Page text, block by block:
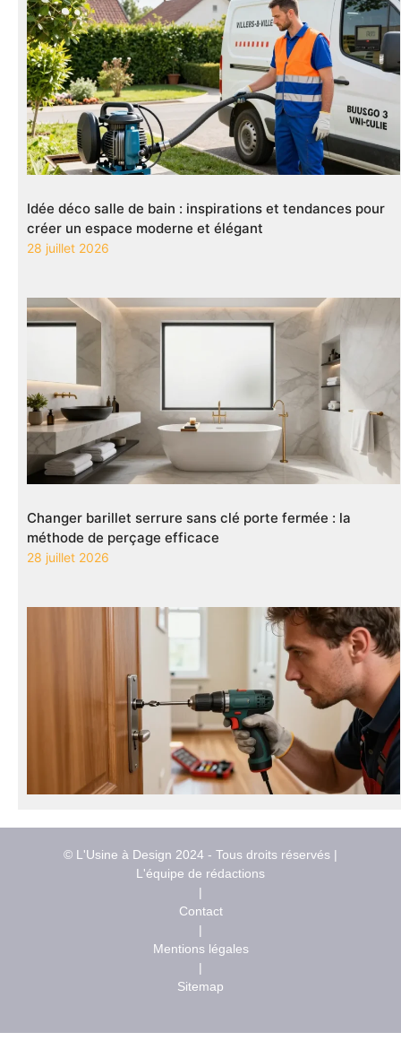
Idée déco salle de bain : inspirations et tendances pour
créer un espace moderne et élégant
28 juillet 2026
Changer barillet serrure sans clé porte fermée : la
méthode de perçage efficace
28 juillet 2026
© L'Usine à Design 2024 - Tous droits réservés |
L'équipe de rédactions
|
Contact
|
Mentions légales
|
Sitemap